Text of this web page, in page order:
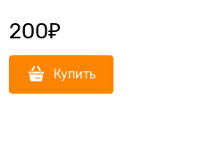
200₽
Купить